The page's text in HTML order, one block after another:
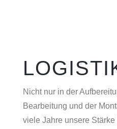
Nicht nur in der
Bearbeitung und der
viele Jahre unsere